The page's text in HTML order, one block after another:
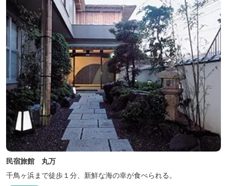
民宿旅館 丸万
千鳥ヶ浜まで徒歩１分、新鮮な海の幸が食べられる。